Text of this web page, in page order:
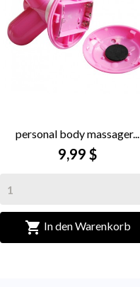
personal body massager...
9,99 $
 In den Warenkorb